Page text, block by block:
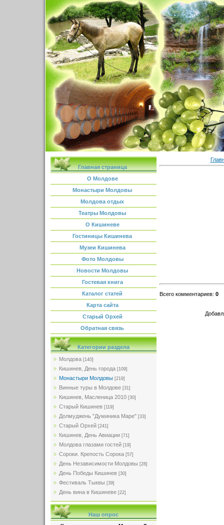
Главная страница
О Молдове
Монастыри Молдовы
Молдова отдых
Театры Молдовы
О Кишиневе
Гостиницы Кишинева
Музеи Кишинева
Фото Молдовы
Новости Молдовы
Гостевая книга
Каталог статей
Карта сайта
Старый Орхей
Обратная связь
Категории раздела
Молдова [140]
Кишинев, День города [109]
Монастыри Молдовы [219]
Винные туры в Молдове [31]
Кишинев, Масленица 2010 [30]
Старый Кишинев [119]
Долмуджень "Думиника Маре" [33]
Старый Орхей [241]
Кишинев, День Авиации [71]
Молдова глазами гостей [19]
Сороки. Крепость Сорока [57]
День Независимости Молдовы [28]
День Победы Кишинев [30]
Фестиваль Тыквы [39]
День вина в Кишиневе [22]
Наш опрос
Всего комментариев: 0